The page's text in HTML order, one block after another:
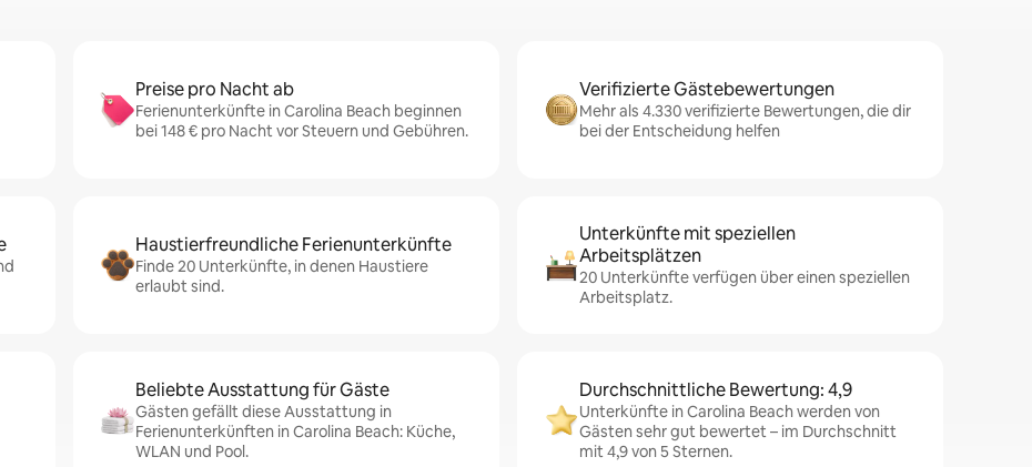
Preise pro Nacht ab
Ferienunterkünfte in Carolina Beach beginnen
bei 148 € pro Nacht vor Steuern und Gebühren.
Verifizierte Gästebewertungen
Mehr als 4.330 verifizierte Bewertungen, die dir
bei der Entscheidung helfen
Haustierfreundliche Ferienunterkünfte
Finde 20 Unterkünfte, in denen Haustiere
erlaubt sind.
Unterkünfte mit speziellen
Arbeitsplätzen
20 Unterkünfte verfügen über einen speziellen
Arbeitsplatz.
Beliebte Ausstattung für Gäste
Gästen gefällt diese Ausstattung in
Ferienunterkünften in Carolina Beach: Küche,
WLAN und Pool.
Durchschnittliche Bewertung: 4,9
Unterkünfte in Carolina Beach werden von
Gästen sehr gut bewertet – im Durchschnitt
mit 4,9 von 5 Sternen.